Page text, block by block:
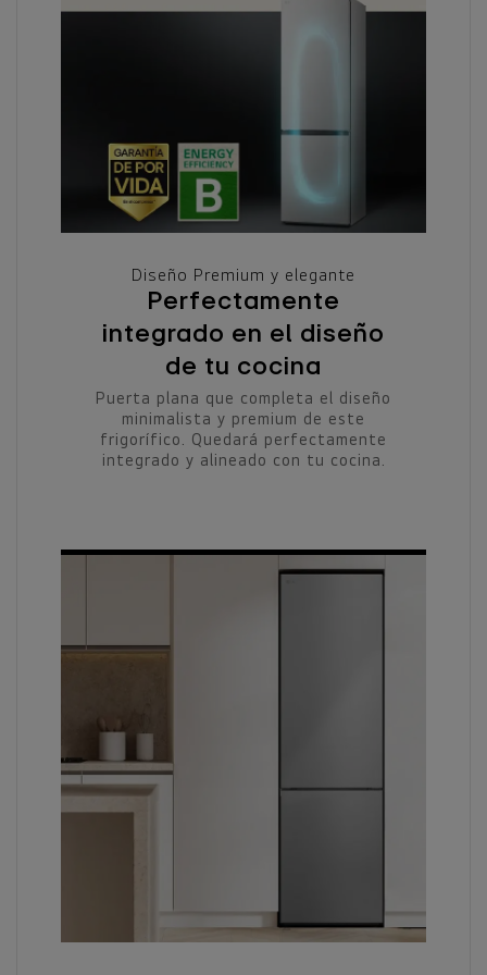
Diseño Premium y elegante
Perfectamente
integrado en el diseño
de tu cocina
Puerta plana que completa el diseño
minimalista y premium de este
frigorífico. Quedará perfectamente
integrado y alineado con tu cocina.